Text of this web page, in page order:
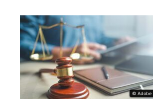
© Adobe
© Adobe